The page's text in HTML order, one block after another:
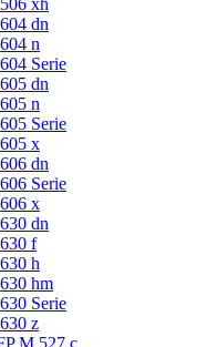
dn
n
Serie
dn
n
Serie
x
dn
Serie
x
dn
f
h
hm
Serie
z
M 527 c